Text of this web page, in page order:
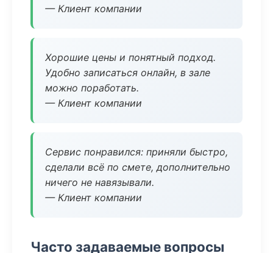
— Клиент компании
Хорошие цены и понятный подход.
Удобно записаться онлайн, в зале
можно поработать.
— Клиент компании
Сервис понравился: приняли быстро,
сделали всё по смете, дополнительно
ничего не навязывали.
— Клиент компании
Часто задаваемые вопросы